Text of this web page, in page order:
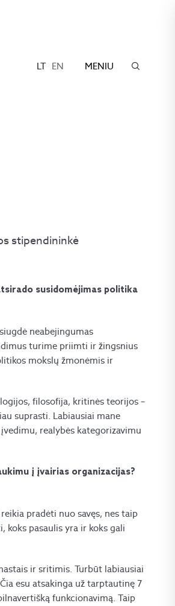
LT EN MENIU
stipendininkė
susidomėjimas politika
neabejingumas
turime priimti ir žingsnius
mokslų žmonėmis ir
filosofija, kritinės teorijos –
suprasti. Labiausiai mane
realybės kategorizavimu
į įvairias organizacijas?
pradėti nuo savęs, nes taip
koks pasaulis yra ir koks gali
ir sritimis. Turbūt labiausiai
esu atsakinga už tarptautinę 7
funkcionavimą. Taip